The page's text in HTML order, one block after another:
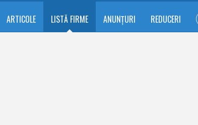
ARTICOLE LISTĂ FIRME ANUNȚURI REDUCERI